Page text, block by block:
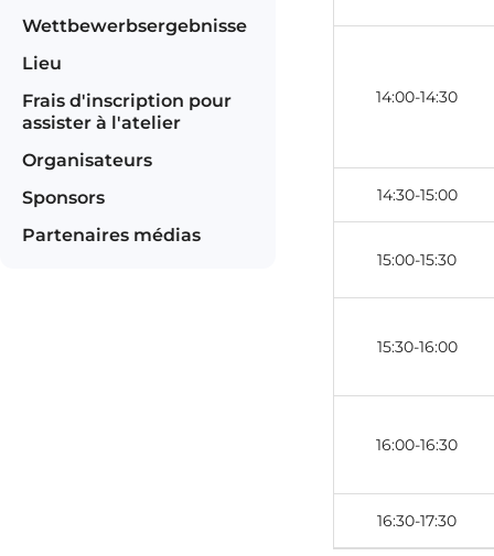
Wettbewerbsergebnisse
Lieu
Frais d'inscription pour
assister à l'atelier
Organisateurs
Sponsors
Partenaires médias
14:00-14:30
14:30-15:00
15:00-15:30
15:30-16:00
16:00-16:30
16:30-17:30